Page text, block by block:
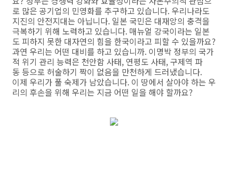
로 많은 공기업의 민영화를 추구하고 있습니다. 우리나라도
지진의 안전지대는 아닙니다. 일본 국민은 대재앙의 충격을
극복하기 위해 노력하고 있습니다. 매뉴얼 강국이라는 일본
도 피하지 못한 대자연의 힘을 한국이라고 피할 수 있을까요?
과연 우리는 어떤 대비를 하고 있습니까. 이명박 정부의 국가
적 위기 관리 능력은 천안함 사태, 연평도 사태, 구제역 파
동 등으로 허술하기 짝이 없음을 만천하게 드러냈습니다.
이제 우리가 풀 숙제가 남았습니다. 이 땅에서 살아야 하는 우
리의 후손을 위해 우리는 지금 어떤 일을 해야 할까요?